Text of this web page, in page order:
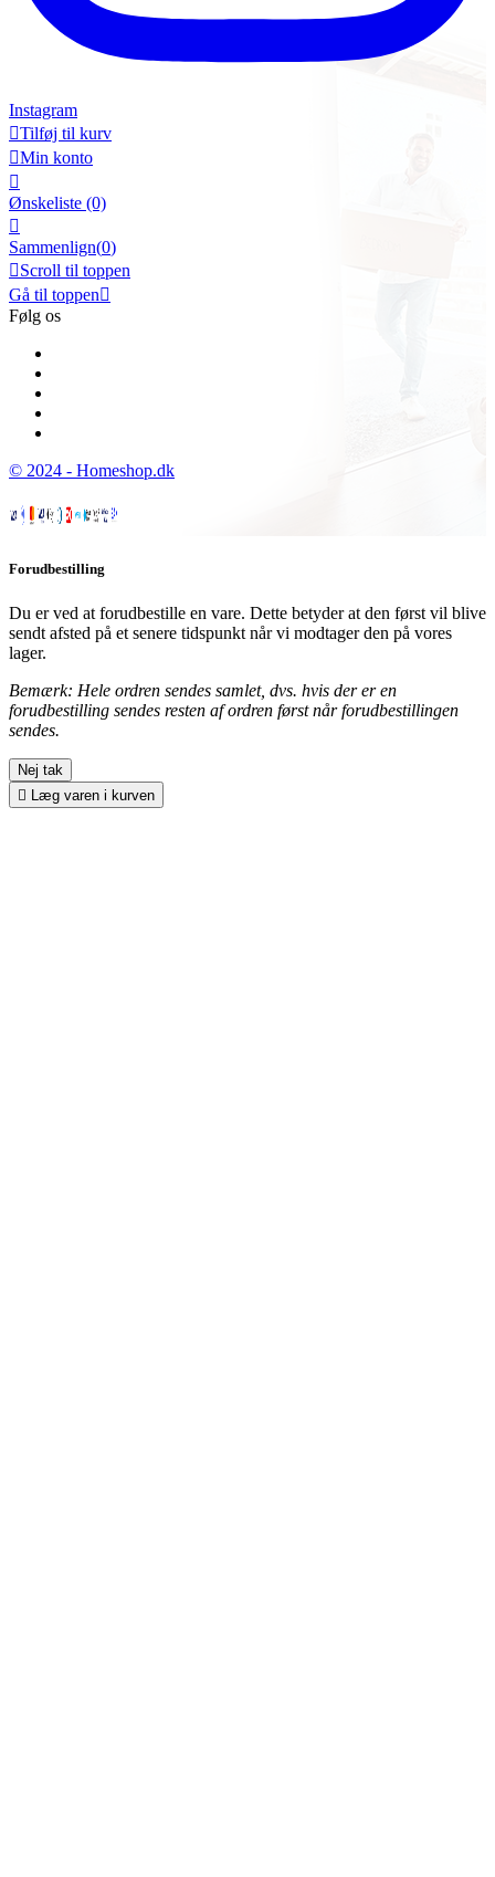
Instagram
Tilføj til kurv
Min konto

Ønskeliste (0)

Sammenlign(0)
Scroll til toppen
Gå til toppen
Følg os
© 2024 - Homeshop.dk
Forudbestilling
Du er ved at forudbestille en vare. Dette betyder at den først vil blive
sendt afsted på et senere tidspunkt når vi modtager den på vores
lager.
Bemærk: Hele ordren sendes samlet, dvs. hvis der er en
forudbestilling sendes resten af ordren først når forudbestillingen
sendes.
Nej tak
 Læg varen i kurven